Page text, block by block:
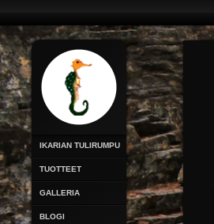
IKARIAN TULIRUMPU
TUOTTEET
GALLERIA
BLOGI